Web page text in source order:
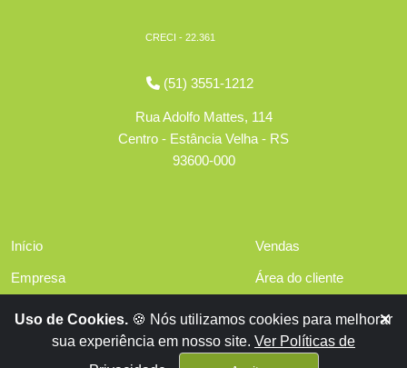
CRECI - 22.361
(51) 3551-1212
Rua Adolfo Mattes, 114
Centro - Estância Velha - RS
93600-000
Início
Empresa
Financiamentos
Vendas
Área do cliente
Contato
Uso de Cookies. 🍪 Nós utilizamos cookies para melhorar
sua experiência em nosso site. Ver Políticas de